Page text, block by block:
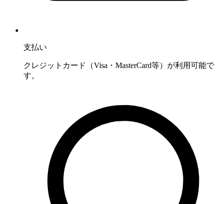
支払い
クレジットカード（Visa・MasterCard等）が利用可能で
す。